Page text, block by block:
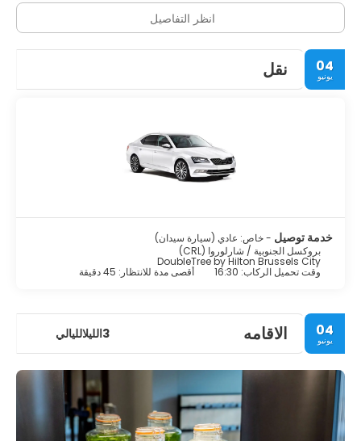
انظر التفاصيل
04
يونيو نقل
خدمة توصيل - خاص: عادي (سيارة سيدان)
بروكسل الجنوبية / شارلوروا (CRL)
DoubleTree by Hilton Brussels City
وقت تحميل الركاب: 16:30 أقصى مدة للانتظار: 45 دقيقة
04
يونيو الاقامه 3الليلالليالي